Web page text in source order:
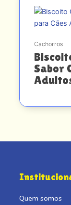
Cachorros
Sabor
Quem somos